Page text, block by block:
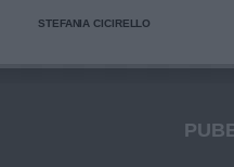
STEFANIA CICIRELLO